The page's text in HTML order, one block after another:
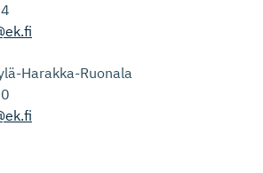
Harakka-Ruonala